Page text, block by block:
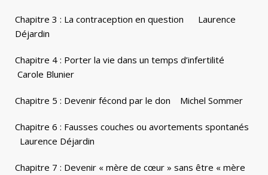
Chapitre 3 : La contraception en question Laurence
Déjardin
Chapitre 4 : Porter la vie dans un temps d’infertilité
Carole Blunier
Chapitre 5 : Devenir fécond par le don Michel Sommer
Chapitre 6 : Fausses couches ou avortements spontanés
Laurence Déjardin
Chapitre 7 : Devenir « mère de cœur » sans être « mère